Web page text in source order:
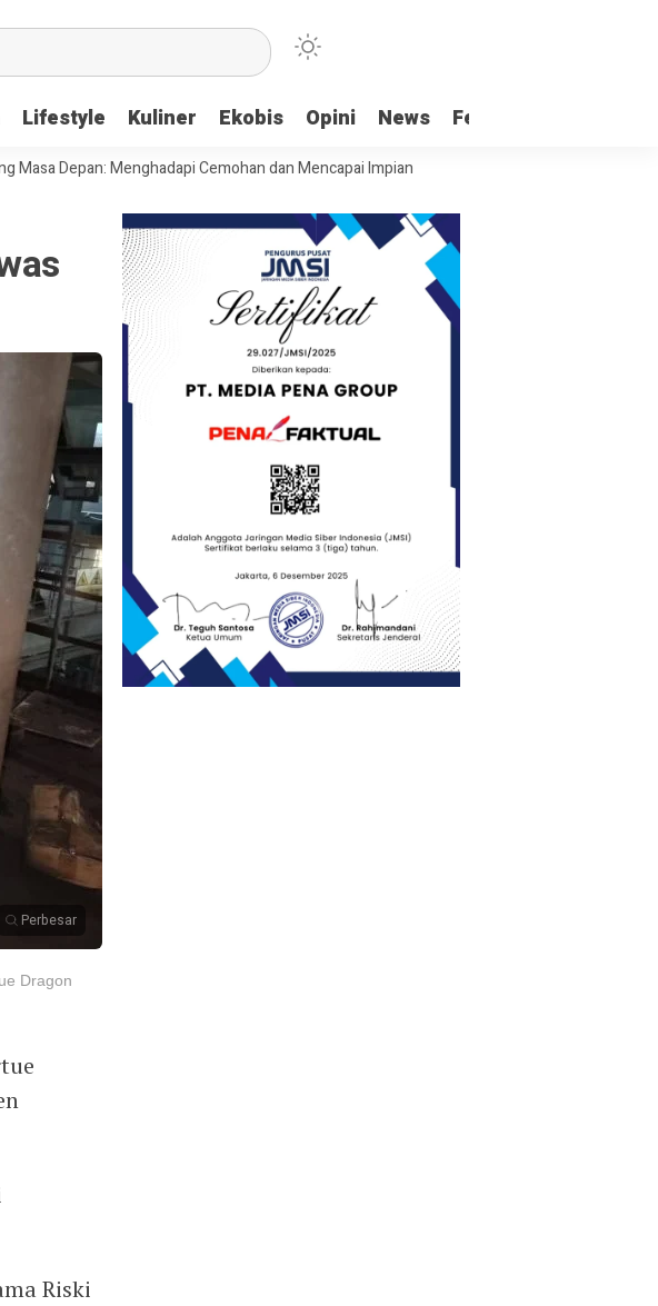
Lifestyle Kuliner Ekobis Opini News Feature
Menghadapi Cemohan dan Mencapai Impian Ridwan Bae: PT SCM dan Perkebunan
Perbesar
Dragon
Riski